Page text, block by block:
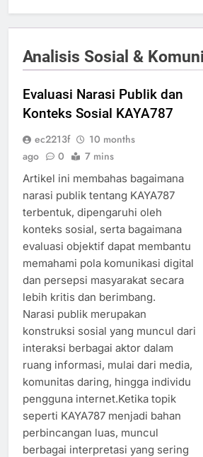
Analisis Sosial &
Evaluasi Narasi Publik dan
Konteks Sosial KAYA787
ec2213f
10 months
ago
0 7 mins
Artikel ini membahas bagaimana
narasi publik tentang KAYA787
terbentuk, dipengaruhi oleh
konteks sosial, serta bagaimana
evaluasi objektif dapat membantu
memahami pola komunikasi digital
dan persepsi masyarakat secara
lebih kritis dan berimbang.
Narasi publik merupakan
konstruksi sosial yang muncul dari
interaksi berbagai aktor dalam
ruang informasi, mulai dari media,
komunitas daring, hingga individu
pengguna internet.Ketika topik
seperti KAYA787 menjadi bahan
perbincangan luas, muncul
berbagai interpretasi yang sering